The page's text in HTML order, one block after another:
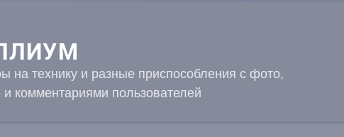
на технику и разные приспособления с фото,
и комментариями пользователей